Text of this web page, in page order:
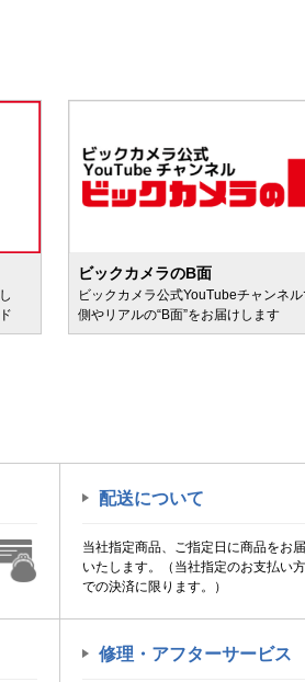
ビックカメラのB面
ビックカメラ公式YouTubeチャンネ
側やリアルの“B面”をお届けします
配送について
当社指定商品、ご指定日に商品をお
いたします。（当社指定のお支払い
での決済に限ります。）
修理・アフターサービス